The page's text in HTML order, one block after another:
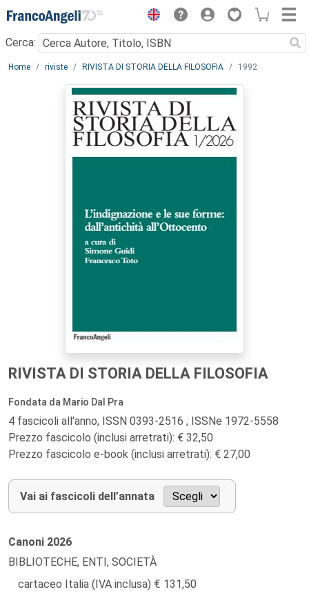
Menu
Cerca:
Main content
Home riviste RIVISTA DI STORIA DELLA FILOSOFIA 1992
RIVISTA DI STORIA DELLA FILOSOFIA
Fondata da Mario Dal Pra
4 fascicoli all'anno, ISSN 0393-2516 , ISSNe 1972-5558
Prezzo fascicolo (inclusi arretrati): € 32,50
Prezzo fascicolo e-book (inclusi arretrati): € 27,00
Vai ai fascicoli dell’annata
Canoni 2026
BIBLIOTECHE, ENTI, SOCIETÀ
cartaceo Italia (IVA inclusa)
131,50